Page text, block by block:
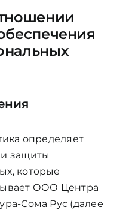
определяет
защиты
которые
ООО Центра
Сома Рус (далее